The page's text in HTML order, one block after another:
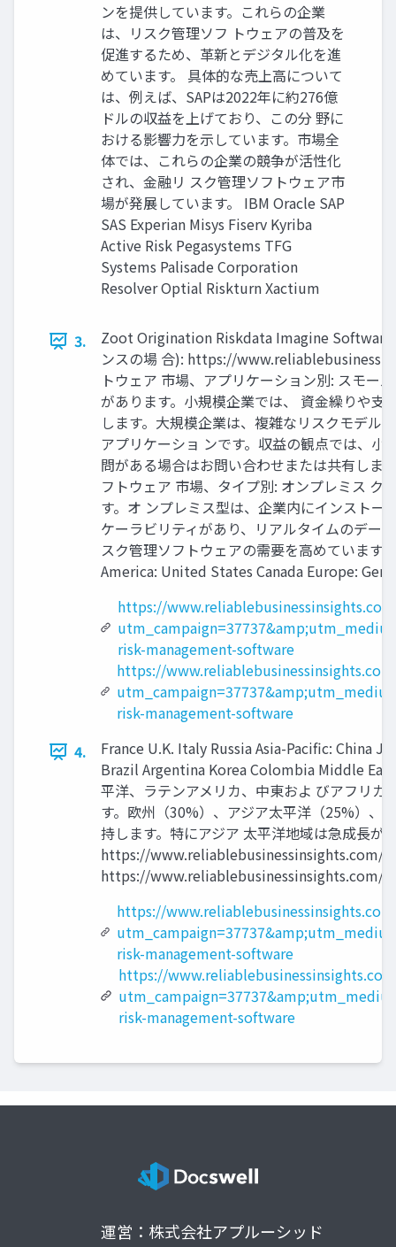
ンを提供しています。これらの企業
は、リスク管理ソフ トウェアの普及を
促進するため、革新とデジタル化を進
めています。 具体的な売上高について
は、例えば、SAPは2022年に約276億
ドルの収益を上げており、この分 野に
おける影響力を示しています。市場全
体では、これらの企業の競争が活性化
され、金融リ スク管理ソフトウェア市
場が発展しています。 IBM Oracle SAP
SAS Experian Misys Fiserv Kyriba
Active Risk Pegasystems TFG
Systems Palisade Corporation
Resolver Optial Riskturn Xactium
3.
Zoot Origination Riskdata Imagine Software
ンスの場 合): https://
トウェア 市場、アプリケーション別: スモー
があります。小規模企業では、 資金繰りや
します。大規模企業は、複雑なリスクモデル
アプリケーショ ンです。収益の観点では、
問がある場合はお問い合わせまたは共有し
フトウェア 市場、タイプ別: オンプレミス ク
す。オ ンプレミス型は、企業内にインスト
ケーラビリティがあり、リアルタイムのデー
スク管理ソフトウェアの需要を高めています
America: United States Canada Europe:
https://
risk-management-software
https://
risk-management-software
4.
France U.K. Italy Russia Asia-Pacific: China
Brazil Argentina Korea Colombia Middle
平洋、ラテンアメリカ、中東およ びアフリ
す。欧州（30%）、アジア太平洋（25%）、
持します。特にアジア 太平洋地域は急成長が
https://www.reliablebusinessinsights.com/
https://www.reliablebusinessinsights.com/
https://
risk-management-software
https://
risk-management-software
運営：株式会社アプルーシッド